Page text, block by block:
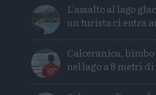
L'assalto al lago
un turista ci entra
Calceranica,
nel lago a 8 metri